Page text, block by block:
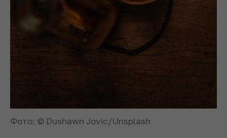
Фото: © Dushawn Jovic/Unsplash